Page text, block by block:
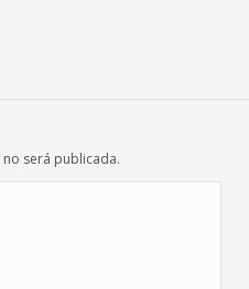
será publicada.